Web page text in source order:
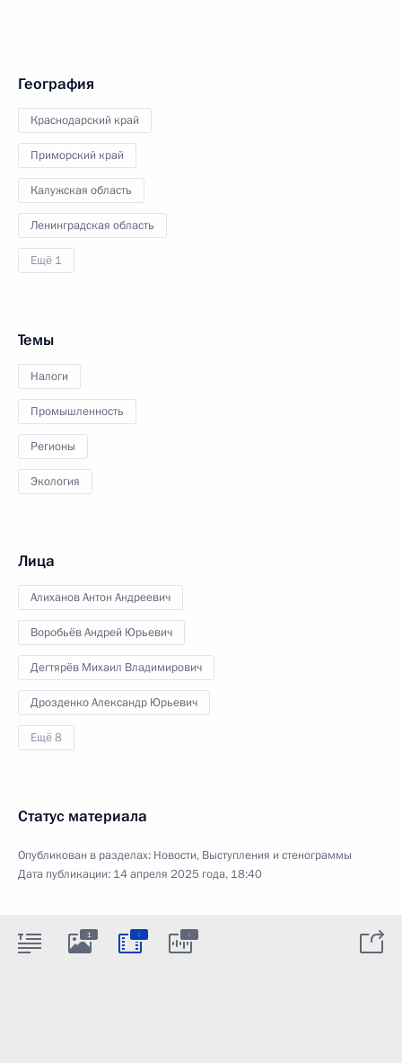
География
Краснодарский край
Приморский край
Калужская область
Ленинградская область
Ещё 1
Темы
Налоги
Промышленность
Регионы
Экология
Лица
Алиханов Антон Андреевич
Воробьёв Андрей Юрьевич
Дегтярёв Михаил Владимирович
Дрозденко Александр Юрьевич
Ещё 8
Статус материала
Опубликован в разделах: Новости, Выступления и стенограммы
Дата публикации: 14 апреля 2025 года, 18:40
1 : :